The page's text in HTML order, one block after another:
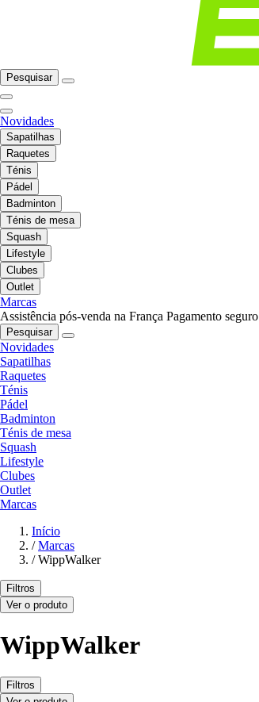
Pesquisar
Novidades
Sapatilhas
Raquetes
Ténis
Pádel
Badminton
Ténis de mesa
Squash
Lifestyle
Clubes
Outlet
Marcas
Assistência pós-venda na França Pagamento seguro
Pesquisar
Novidades
Sapatilhas
Raquetes
Ténis
Pádel
Badminton
Ténis de mesa
Squash
Lifestyle
Clubes
Outlet
Marcas
Início
/ Marcas
/ WippWalker
Filtros
Ver o produto
WippWalker
Filtros